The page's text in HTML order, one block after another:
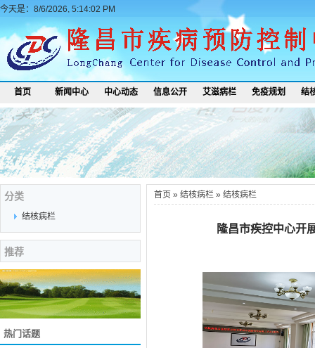
今天是：8/6/2026, 5:14:02 PM
首页 新闻中心 中心动态 信息公开 艾滋病栏 免疫规划 结
分类
结核病栏
推荐
热门话题
首页 » 结核病栏 » 结核病栏
隆昌市疾控中心开